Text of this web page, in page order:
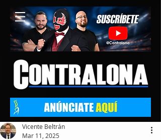
Vicente Beltrán
Mar 11, 2025